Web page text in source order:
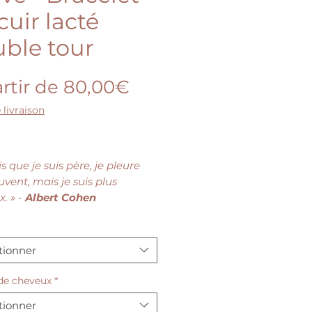
lacté
tour
de 80,00€
livraison
que je suis père, je pleure
mais je suis plus
» - Albert Cohen
qui associe cuir, lait
et acier inoxydable est le
parfait pour célébrer un
qui a su soutenir votre
Car nous le savons
cheveux *